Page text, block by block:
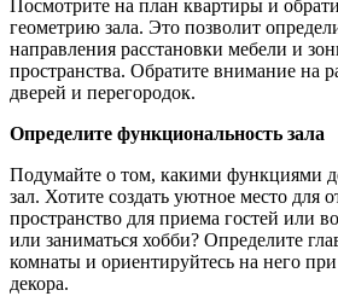
Посмотрите на план квартиры и
геометрию зала. Это позволит
направления расстановки мебели и
пространства. Обратите внимание на
дверей и перегородок.
Определите функциональность зала
Подумайте о том, какими функциями
зал. Хотите создать уютное место для
пространство для приема гостей или
или заниматься хобби? Определите
комнаты и ориентируйтесь на него
декора.